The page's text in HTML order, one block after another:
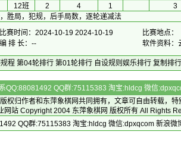
12班 2 4 1 3
胜局，犯规，后手局数，逐轮递减法
比赛时间：2024-10-19 2024-10-19 比赛地点：
编 排 长：-- 软件资料：
程 第04轮排行 第01轮排行 自设规则娱乐排行 复制排行
QQ:88081492 QQ群:75115383 淘宝:hldcg 微信
权归作者和 东萍象棋网共同拥有，文章可自由转载，
网站 Copyright 2004 东萍象棋网 版权所有 All Rights
QQ群:75115383 淘宝:hldcg 微信:dpxqcom 新浪微